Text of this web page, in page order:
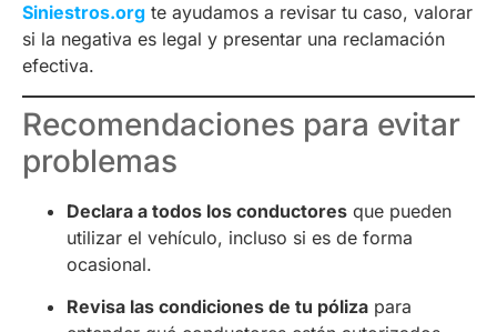
Siniestros.org te ayudamos a revisar tu caso, valorar
si la negativa es legal y presentar una reclamación
efectiva.
Recomendaciones para evitar
problemas
Declara a todos los conductores que pueden
utilizar el vehículo, incluso si es de forma
ocasional.
Revisa las condiciones de tu póliza para